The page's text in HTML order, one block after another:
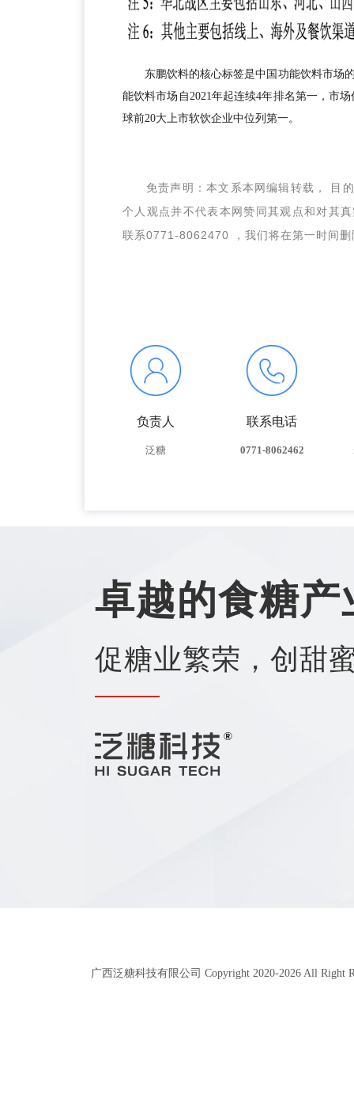
东鹏饮料的核心标签是中国功能饮料市场
能饮料市场自2021年起连续4年排名第一，市
球前20大上市软饮企业中位列第一。
免责声明：本文系本网编辑转载， 目
个人观点并不代表本网赞同其观点和对其
联系0771-8062470 ，我们将在第一时间删
负责人
泛糖
联系电话
0771-8062462
卓越的食糖
促糖业繁荣，创甜
广西泛糖科技有限公司 Copyright 2020-2026 All Right